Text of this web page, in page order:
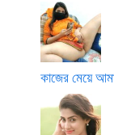
কাজের মেয়ে